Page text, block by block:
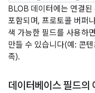
BLOB 데이터에는 연결
포함되며, 프로토콜 버퍼
색 가능한 필드를 사용하
만들 수 있습니다(예: 콘
족).
데이터베이스 필드의